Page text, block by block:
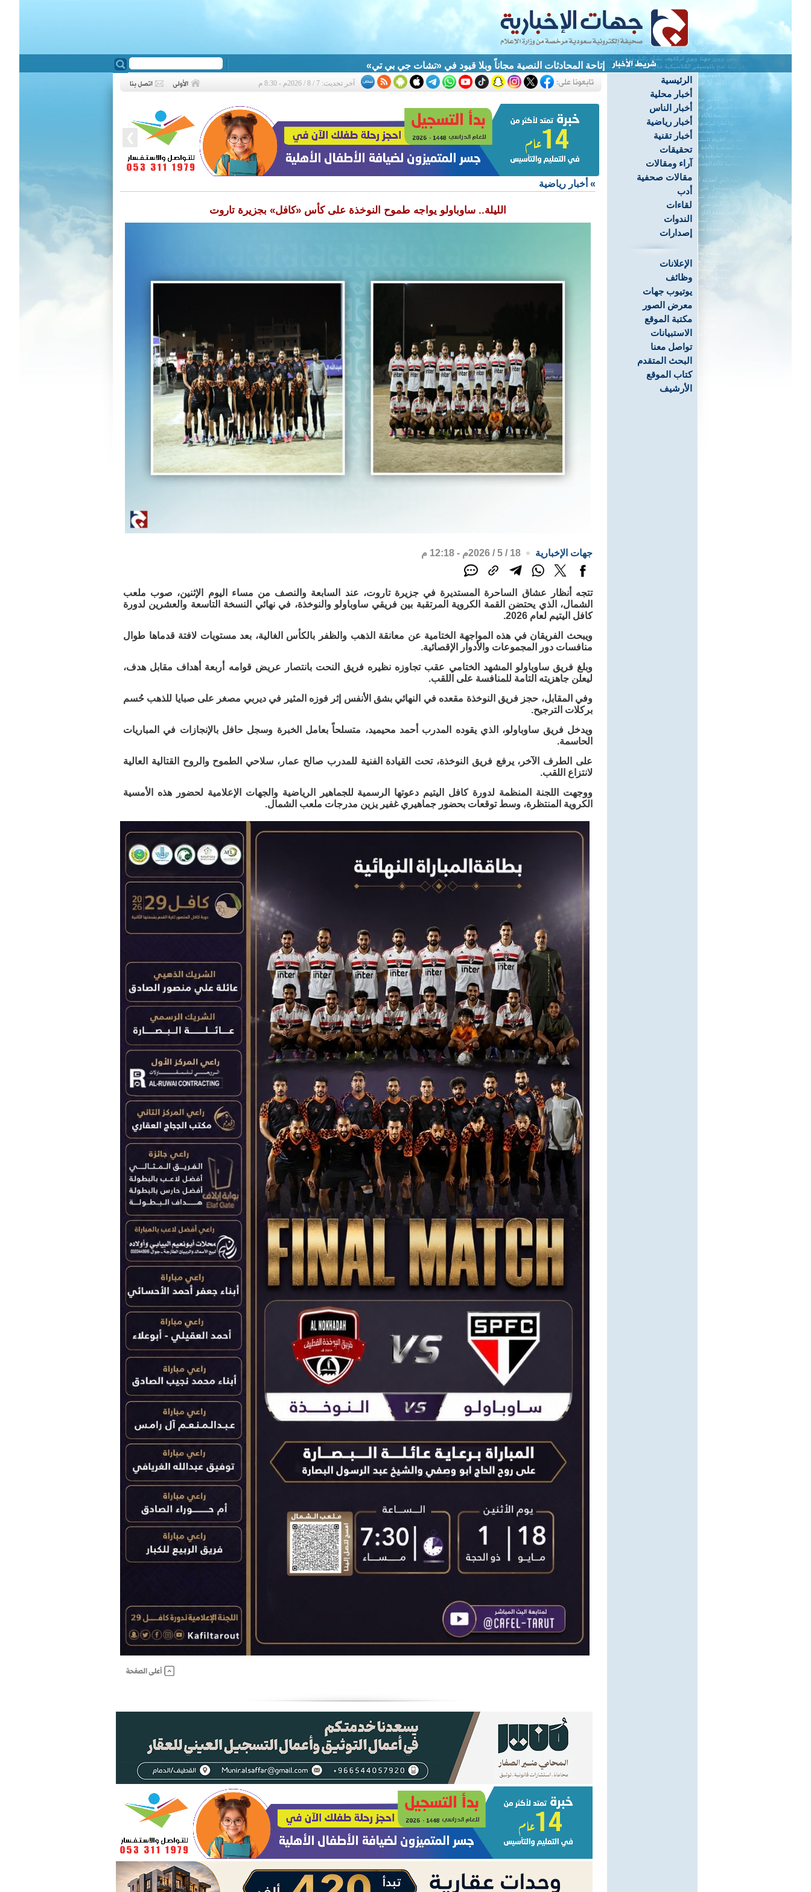
إتاحة المحادثات النصية مجاناً وبلا قيود في «تشات جي بي تي»
الرئيسية
أخبار محلية
أخبار الناس
أخبار رياضية
أخبار تقنية
تحقيقات
آراء ومقالات
مقالات صحفية
أدب
لقاءات
الندوات
إصدارات
الإعلانات
وظائف
يوتيوب جهات
معرض الصور
مكتبة الموقع
الاستبيانات
تواصل معنا
البحث المتقدم
كتاب الموقع
الأرشيف
آخر تحديث: 7 / 8 / 2026م - 8:30 م
» أخبار رياضية
الليلة.. ساوباولو يواجه طموح النوخذة على كأس «كافل» بجزيرة تاروت
جهات الإخبارية 18 / 5 / 2026م - 12:18 م
تتجه أنظار عشاق الساحرة المستديرة في جزيرة تاروت، عند السابعة والنصف من مساء اليوم الإثنين، صوب ملعب
الشمال، الذي يحتضن القمة الكروية المرتقبة بين فريقي ساوباولو والنوخذة، في نهائي النسخة التاسعة والعشرين لدورة
كافل اليتيم لعام 2026.
ويبحث الفريقان في هذه المواجهة الختامية عن معانقة الذهب والظفر بالكأس الغالية، بعد مستويات لافتة قدماها طوال
منافسات دور المجموعات والأدوار الإقصائية.
وبلغ فريق ساوباولو المشهد الختامي عقب تجاوزه نظيره فريق النحت بانتصار عريض قوامه أربعة أهداف مقابل هدف،
ليعلن جاهزيته التامة للمنافسة على اللقب.
وفي المقابل، حجز فريق النوخذة مقعده في النهائي بشق الأنفس إثر فوزه المثير في ديربي مصغر على صبايا للذهب حُسم
بركلات الترجيح.
ويدخل فريق ساوباولو، الذي يقوده المدرب أحمد محيميد، متسلحاً بعامل الخبرة وسجل حافل بالإنجازات في المباريات
الحاسمة.
على الطرف الآخر، يرفع فريق النوخذة، تحت القيادة الفنية للمدرب صالح عمار، سلاحي الطموح والروح القتالية العالية
لانتزاع اللقب.
ووجهت اللجنة المنظمة لدورة كافل اليتيم دعوتها الرسمية للجماهير الرياضية والجهات الإعلامية لحضور هذه الأمسية
الكروية المنتظرة، وسط توقعات بحضور جماهيري غفير يزين مدرجات ملعب الشمال.